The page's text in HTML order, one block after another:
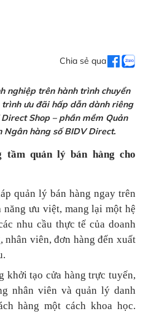
Chia sẻ qua
nghiệp trên hành trình chuyển
ưu đãi hấp dẫn dành riêng
Shop – phần mềm Quản
hàng số BIDV Direct.
tầm quản lý bán hàng cho
quản lý bán hàng ngay trên
ưu việt, mang lại một hệ
nhu cầu thực tế của doanh
nhân viên, đơn hàng đến xuất
khởi tạo cửa hàng trực tuyến,
nhân viên và quản lý danh
hàng một cách khoa học.